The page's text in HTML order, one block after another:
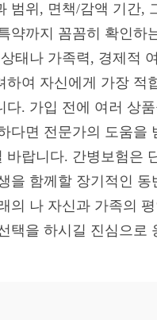
범위, 면책/감액 기간,
약까지 꼼꼼히 확인하
태나 가족력, 경제적
하여 자신에게 가장 적
다. 가입 전에 여러 상
다면 전문가의 도움을
바랍니다. 간병보험은
을 함께할 장기적인 동
의 나 자신과 가족의
택을 하시길 진심으로